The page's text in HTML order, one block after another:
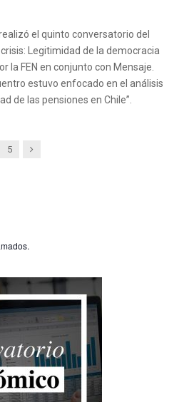
el quinto conversatorio del
Legitimidad de la democracia
la FEN en conjunto con Mensaje.
estuvo enfocado en el análisis
de las pensiones en Chile”.
5 Next